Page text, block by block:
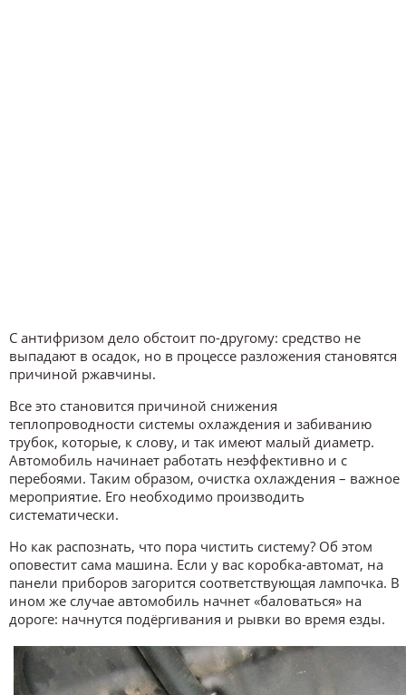
С антифризом дело обстоит по-другому: средство не
выпадают в осадок, но в процессе разложения становятся
причиной ржавчины.
Все это становится причиной снижения
теплопроводности системы охлаждения и забиванию
трубок, которые, к слову, и так имеют малый диаметр.
Автомобиль начинает работать неэффективно и с
перебоями. Таким образом, очистка охлаждения – важное
мероприятие. Его необходимо производить
систематически.
Но как распознать, что пора чистить систему? Об этом
оповестит сама машина. Если у вас коробка-автомат, на
панели приборов загорится соответствующая лампочка. В
ином же случае автомобиль начнет «баловаться» на
дороге: начнутся подёргивания и рывки во время езды.